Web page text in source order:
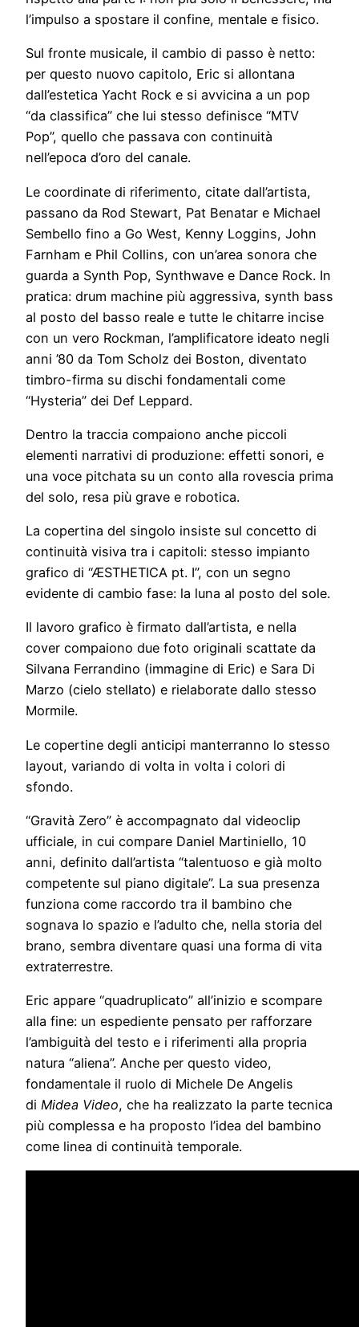
l’impulso a spostare il confine, mentale e fisico.
Sul fronte musicale, il cambio di passo è netto:
per questo nuovo capitolo, Eric si allontana
dall’estetica Yacht Rock e si avvicina a un pop
“da classifica” che lui stesso definisce “MTV
Pop”, quello che passava con continuità
nell’epoca d’oro del canale.
Le coordinate di riferimento, citate dall’artista,
passano da Rod Stewart, Pat Benatar e Michael
Sembello fino a Go West, Kenny Loggins, John
Farnham e Phil Collins, con un’area sonora che
guarda a Synth Pop, Synthwave e Dance Rock. In
pratica: drum machine più aggressiva, synth bass
al posto del basso reale e tutte le chitarre incise
con un vero Rockman, l’amplificatore ideato negli
anni ’80 da Tom Scholz dei Boston, diventato
timbro-firma su dischi fondamentali come
“Hysteria” dei Def Leppard.
Dentro la traccia compaiono anche piccoli
elementi narrativi di produzione: effetti sonori, e
una voce pitchata su un conto alla rovescia prima
del solo, resa più grave e robotica.
La copertina del singolo insiste sul concetto di
continuità visiva tra i capitoli: stesso impianto
grafico di “ÆSTHETICA pt. I”, con un segno
evidente di cambio fase: la luna al posto del sole.
Il lavoro grafico è firmato dall’artista, e nella
cover compaiono due foto originali scattate da
Silvana Ferrandino (immagine di Eric) e Sara Di
Marzo (cielo stellato) e rielaborate dallo stesso
Mormile.
Le copertine degli anticipi manterranno lo stesso
layout, variando di volta in volta i colori di
sfondo.
“Gravità Zero” è accompagnato dal videoclip
ufficiale, in cui compare Daniel Martiniello, 10
anni, definito dall’artista “talentuoso e già molto
competente sul piano digitale”. La sua presenza
funziona come raccordo tra il bambino che
sognava lo spazio e l’adulto che, nella storia del
brano, sembra diventare quasi una forma di vita
extraterrestre.
Eric appare “quadruplicato” all’inizio e scompare
alla fine: un espediente pensato per rafforzare
l’ambiguità del testo e i riferimenti alla propria
natura “aliena”. Anche per questo video,
fondamentale il ruolo di Michele De Angelis
di Midea Video, che ha realizzato la parte tecnica
più complessa e ha proposto l’idea del bambino
come linea di continuità temporale.